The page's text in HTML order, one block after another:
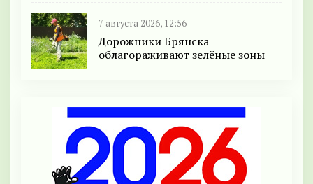
7 августа 2026, 12:56
Дорожники Брянска
облагораживают зелёные зоны